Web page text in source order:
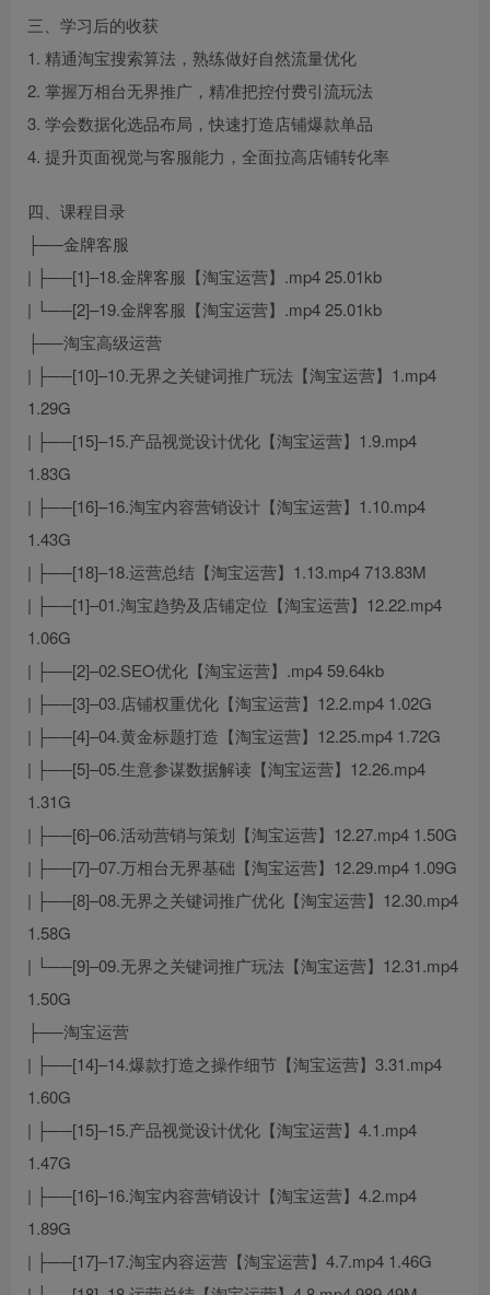
三、学习后的收获
1. 精通淘宝搜索算法，熟练做好自然流量优化
2. 掌握万相台无界推广，精准把控付费引流玩法
3. 学会数据化选品布局，快速打造店铺爆款单品
4. 提升页面视觉与客服能力，全面拉高店铺转化率
四、课程目录
├──金牌客服
| ├──[1]–18.金牌客服【淘宝运营】.mp4 25.01kb
| └──[2]–19.金牌客服【淘宝运营】.mp4 25.01kb
├──淘宝高级运营
| ├──[10]–10.无界之关键词推广玩法【淘宝运营】1.mp4
1.29G
| ├──[15]–15.产品视觉设计优化【淘宝运营】1.9.mp4
1.83G
| ├──[16]–16.淘宝内容营销设计【淘宝运营】1.10.mp4
1.43G
| ├──[18]–18.运营总结【淘宝运营】1.13.mp4 713.83M
| ├──[1]–01.淘宝趋势及店铺定位【淘宝运营】12.22.mp4
1.06G
| ├──[2]–02.SEO优化【淘宝运营】.mp4 59.64kb
| ├──[3]–03.店铺权重优化【淘宝运营】12.2.mp4 1.02G
| ├──[4]–04.黄金标题打造【淘宝运营】12.25.mp4 1.72G
| ├──[5]–05.生意参谋数据解读【淘宝运营】12.26.mp4
1.31G
| ├──[6]–06.活动营销与策划【淘宝运营】12.27.mp4 1.50G
| ├──[7]–07.万相台无界基础【淘宝运营】12.29.mp4 1.09G
| ├──[8]–08.无界之关键词推广优化【淘宝运营】12.30.mp4
1.58G
| └──[9]–09.无界之关键词推广玩法【淘宝运营】12.31.mp4
1.50G
├──淘宝运营
| ├──[14]–14.爆款打造之操作细节【淘宝运营】3.31.mp4
1.60G
| ├──[15]–15.产品视觉设计优化【淘宝运营】4.1.mp4
1.47G
| ├──[16]–16.淘宝内容营销设计【淘宝运营】4.2.mp4
1.89G
| ├──[17]–17.淘宝内容运营【淘宝运营】4.7.mp4 1.46G